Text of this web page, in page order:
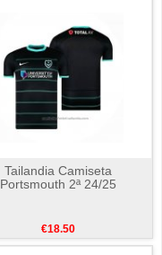
Tailandia Camiseta
Portsmouth 2ª 24/25
€18.50